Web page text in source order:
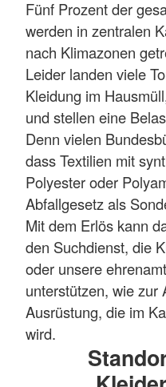
Fünf Prozent der
werden in zentralen
nach Klimazonen
Leider landen viele
Kleidung im
und stellen eine
Denn vielen
dass Textilien mit
Polyester oder
Abfallgesetz als
Mit dem Erlös kann
den Suchdienst, die
oder unsere
unterstützen, wie zur
Ausrüstung, die im
wird.